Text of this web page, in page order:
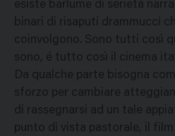
esiste barlume di serietà
binari di risaputi drammucci
coinvolgono. Sono tutti così
sono, é tutto così il cinema
Da qualche parte bisogna
sforzo per cambiare
di rassegnarsi ad un tale
punto di vista pastorale, il